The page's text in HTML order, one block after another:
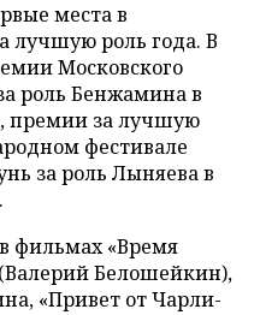
места в
лучшую роль года. В
Московского
роль Бенжамина в
премии за лучшую
фестивале
за роль Лыняева в
фильмах «Время
Белошейкин),
«Привет от Чарли-